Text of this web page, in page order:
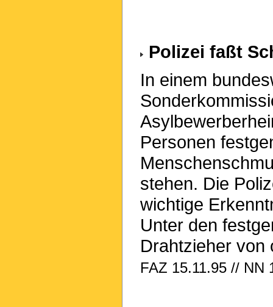
Polizei faßt
In einem
Personen
stehen. Die
wichtige
Unter den
Drahtzieher von
FAZ 15.11.95 // NN